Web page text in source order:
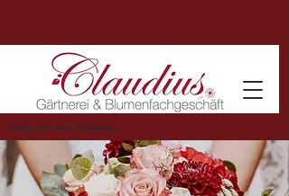
mehr als nur Blumen...